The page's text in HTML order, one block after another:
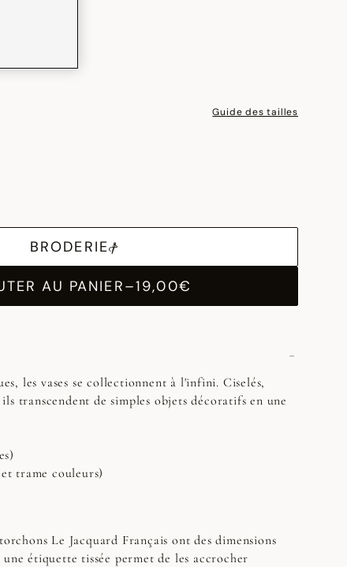
Guide des tailles
BRODERIE
AU PANIER–19,00€
les vases se collectionnent à l'infini. Ciselés,
transcendent de simples objets décoratifs en une
et trame couleurs)
Le Jacquard Français ont des dimensions
une étiquette tissée permet de les accrocher